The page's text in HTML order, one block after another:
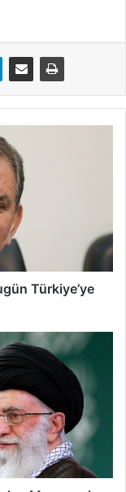
Türkiye’ye